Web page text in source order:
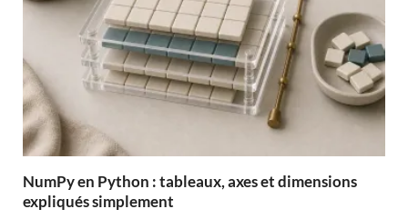
NumPy en Python : tableaux, axes et dimensions
expliqués simplement